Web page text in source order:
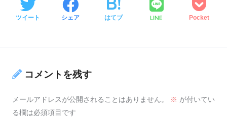
ツイート シェア はてブ LINE Pocket
コメントを残す
メールアドレスが公開されることはありません。 ※ が付いてい
る欄は必須項目です